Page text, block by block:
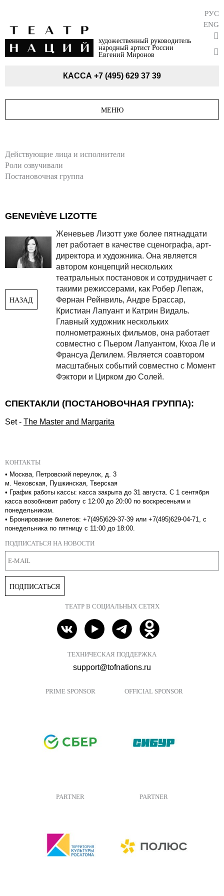
художественный руководитель
народный артист России
Евгений Миронов
РУС
ENG
КАССА +7 (495) 629 37 39
МЕНЮ
Действующие лица и исполнители
Роли озвучивали
Постановочная группа
GENEVIÈVE LIZOTTE
НАЗАД
Женевьев Лизотт уже более пятнадцати
лет работает в качестве сценографа, арт-
директора и художника. Она является
автором концепций нескольких
театральных постановок и сотрудничает с
такими режиссерами, как Робер Лепаж,
Фернан Рейнвиль, Андре Брассар,
Кристиан Лапуант и Катрин Видаль.
Главный художник нескольких
полнометражных фильмов, она работает
совместно с Пьером Лапуантом, Кхоа Ле и
Франсуа Делилем. Является соавтором
масштабных событий совместно с Момент
Фэктори и Цирком дю Солей.
СПЕКТАКЛИ (ПОСТАНОВОЧНАЯ ГРУППА):
Set- The Master and Margarita
КОНТАКТЫ
• Москва, Петровский переулок, д. 3
м. Чеховская, Пушкинская, Тверская
• График работы кассы: касса закрыта до 31 августа. С 1 сентября
касса возобновит работу с 12:00 до 20:00 по воскресеньям и
понедельникам.
• Бронирование билетов: +7(495)629-37-39 или +7(495)629-04-71, с
понедельника по пятницу с 11:00 до 18:00.
ПОДПИСАТЬСЯ НА НОВОСТИ
ПОДПИСАТЬСЯ
ТЕАТР В СОЦИАЛЬНЫХ СЕТЯХ
ТЕХНИЧЕСКАЯ ПОДДЕРЖКА
support@tofnations.ru
PRIME SPONSOR OFFICIAL SPONSOR
PARTNER PARTNER